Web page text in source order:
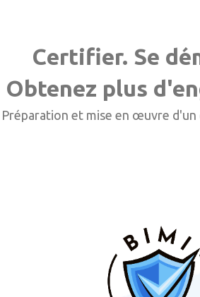
Certifier. Se
Obtenez plus
Préparation et mise en œuvre d'un